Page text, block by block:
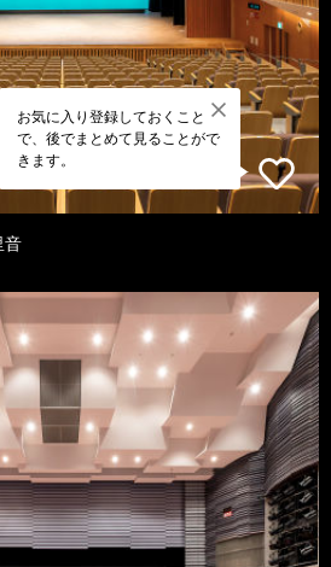
お気に入り登録しておくこと
で、後でまとめて見ることがで
きます。
音